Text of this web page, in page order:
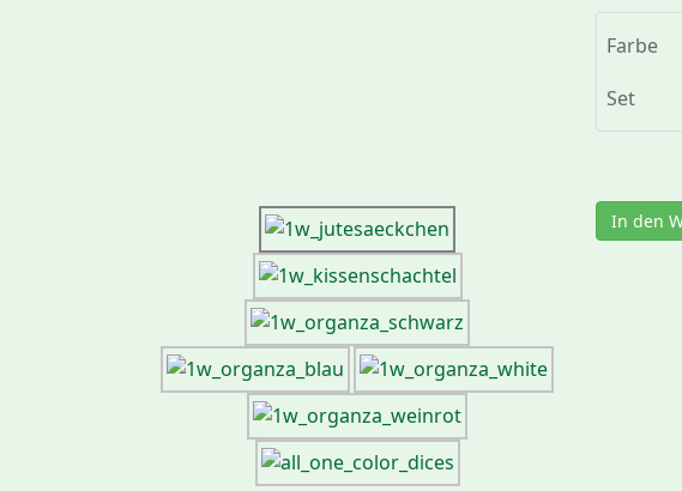
Farbe
Set
In den